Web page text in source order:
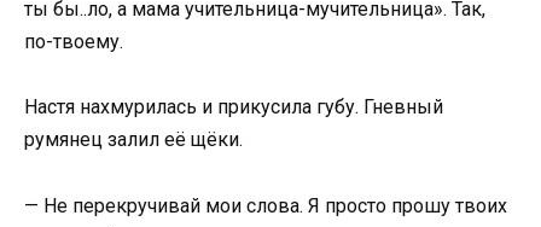
ты бы..ло, а мама учительница-мучительница». Так,
по-твоему.
Настя нахмурилась и прикусила губу. Гневный
румянец залил её щёки.
— Не перекручивай мои слова. Я просто прошу твоих